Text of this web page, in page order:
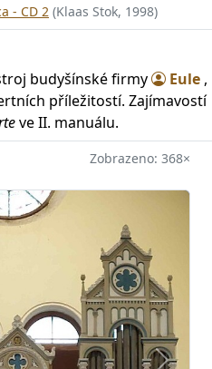
- CD 2 (Klaas Stok, 1998)
budyšínské firmy Eule ,
příležitostí. Zajímavostí
ve II. manuálu.
Zobrazeno: 368×